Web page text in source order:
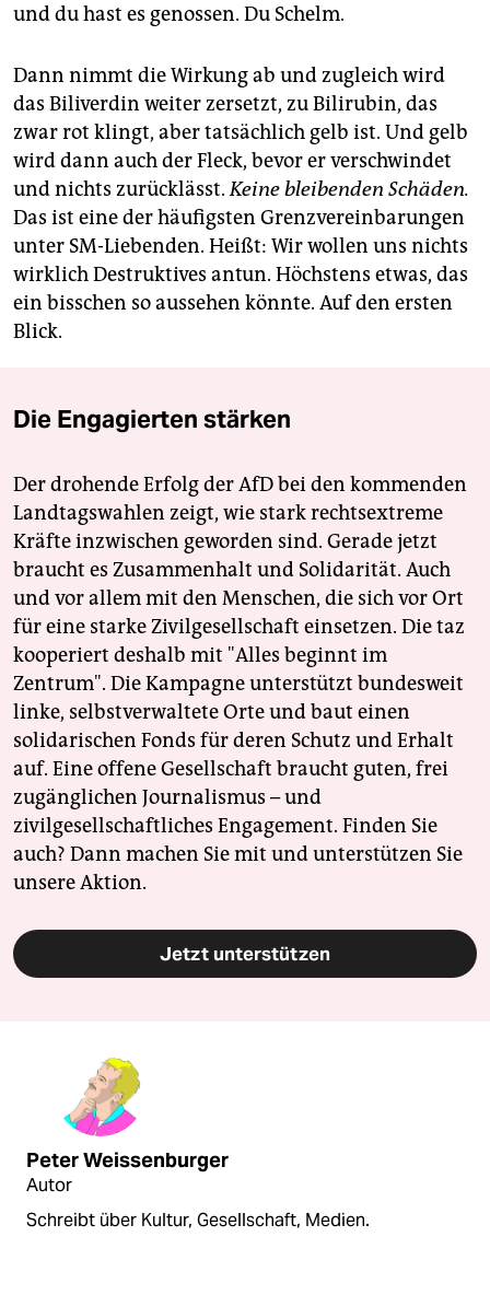
und du hast es genossen. Du Schelm.
Dann nimmt die Wirkung ab und zugleich wird
das Biliverdin weiter zersetzt, zu Bilirubin, das
zwar rot klingt, aber tatsächlich gelb ist. Und gelb
wird dann auch der Fleck, bevor er verschwindet
und nichts zurücklässt.Keine bleibenden Schäden.
Das ist eine der häufigsten Grenzvereinbarungen
unter SM-Liebenden. Heißt: Wir wollen uns nichts
wirklich Destruktives antun. Höchstens etwas, das
ein bisschen so aussehen könnte. Auf den ersten
Blick.
Die Engagierten stärken
Der drohende Erfolg der AfD bei den kommenden
Landtagswahlen zeigt, wie stark rechtsextreme
Kräfte inzwischen geworden sind. Gerade jetzt
braucht es Zusammenhalt und Solidarität. Auch
und vor allem mit den Menschen, die sich vor Ort
für eine starke Zivilgesellschaft einsetzen. Die taz
kooperiert deshalb mit "Alles beginnt im
Zentrum". Die Kampagne unterstützt bundesweit
linke, selbstverwaltete Orte und baut einen
solidarischen Fonds für deren Schutz und Erhalt
auf. Eine offene Gesellschaft braucht guten, frei
zugänglichen Journalismus – und
zivilgesellschaftliches Engagement. Finden Sie
auch? Dann machen Sie mit und unterstützen Sie
unsere Aktion.
Jetzt unterstützen
Peter Weissenburger
Autor
Schreibt über Kultur, Gesellschaft, Medien.